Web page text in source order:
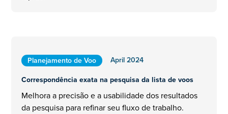
Planejamento de Voo
April 2024
Correspondência exata na pesquisa da lista de voos
Melhora a precisão e a usabilidade dos resultados
da pesquisa para refinar seu fluxo de trabalho.